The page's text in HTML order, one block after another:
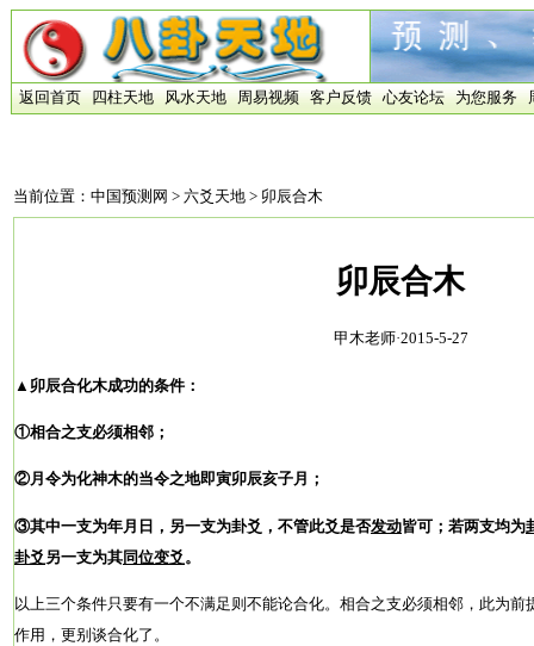
返回首页 四柱天地 风水天地 周易视频 客户反馈 心友论坛 为您服务
当前位置： 中国预测网 > 六爻天地 > 卯辰合木
卯辰合木
甲木老师·2015-5-27
▲卯辰合化木成功的条件：
①相合之支必须相邻；
②月令为化神木的当令之地即寅卯辰亥子月；
③其中一支为年月日，另一支为卦爻，不管此爻是否发动皆可；若两支均为
卦爻 另一支为其同位变爻 。
以上三个条件只要有一个不满足则不能论合化。相合之支必须相邻，此为
作用，更别谈合化了。